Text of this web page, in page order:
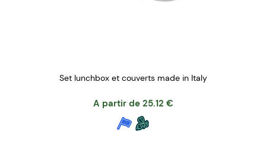
Set lunchbox et couverts made in Italy
A partir de 25.12 €